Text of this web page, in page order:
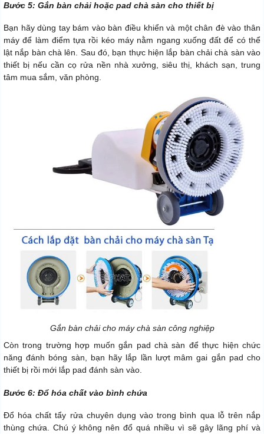
Bước 5: Gắn bàn chải hoặc pad chà sàn cho thiết bị
Bạn hãy dùng tay bám vào bàn điều khiển và một chân đè vào thân
máy để làm điểm tựa rồi kéo máy nằm ngang xuống đất để có thể
lật nắp bàn chà lên. Sau đó, bạn thực hiện lắp bàn chải chà sàn vào
thiết bị nếu cần cọ rửa nền nhà xưởng, siêu thị, khách sạn, trung
tâm mua sắm, văn phòng.
Gắn bàn chải cho máy chà sàn công nghiệp
Còn trong trường hợp muốn gắn pad chà sàn để thực hiện chức
năng đánh bóng sàn, bạn hãy lắp lần lượt mâm gai gắn pad cho
thiết bị rồi mới lắp pad đánh sàn vào.
Bước 6: Đổ hóa chất vào bình chứa
Đổ hóa chất tẩy rửa chuyên dụng vào trong bình qua lỗ trên nắp
thùng chứa. Chú ý không nên đổ quá nhiều vì sẽ gây lãng phí và